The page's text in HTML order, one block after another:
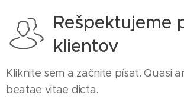
Rešpektujeme
klientov
Kliknite sem a začnite písať. Quasi
beatae vitae dicta.